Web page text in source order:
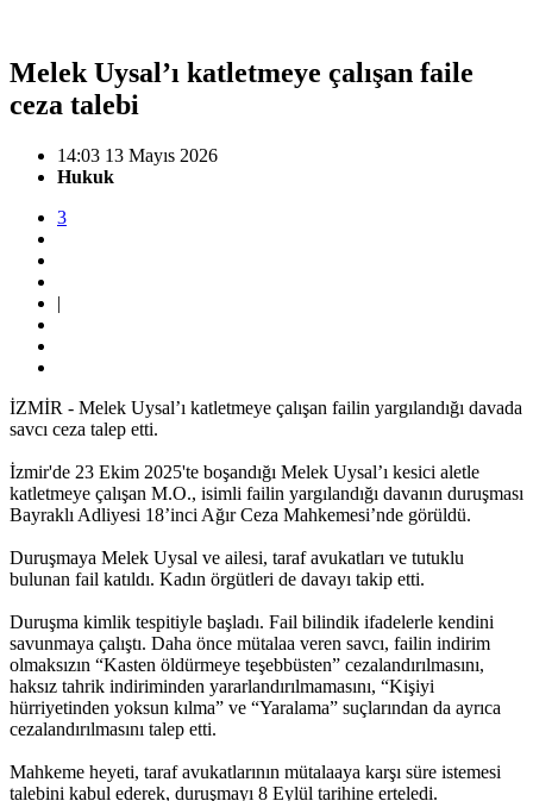
Melek Uysal’ı katletmeye çalışan faile
ceza talebi
14:03 13 Mayıs 2026
Hukuk
3
|
İZMİR - Melek Uysal’ı katletmeye çalışan failin yargılandığı davada
savcı ceza talep etti.
İzmir'de 23 Ekim 2025'te boşandığı Melek Uysal’ı kesici aletle
katletmeye çalışan M.O., isimli failin yargılandığı davanın duruşması
Bayraklı Adliyesi 18’inci Ağır Ceza Mahkemesi’nde görüldü.
Duruşmaya Melek Uysal ve ailesi, taraf avukatları ve tutuklu
bulunan fail katıldı. Kadın örgütleri de davayı takip etti.
Duruşma kimlik tespitiyle başladı. Fail bilindik ifadelerle kendini
savunmaya çalıştı. Daha önce mütalaa veren savcı, failin indirim
olmaksızın “Kasten öldürmeye teşebbüsten” cezalandırılmasını,
haksız tahrik indiriminden yararlandırılmamasını, “Kişiyi
hürriyetinden yoksun kılma” ve “Yaralama” suçlarından da ayrıca
cezalandırılmasını talep etti.
Mahkeme heyeti, taraf avukatlarının mütalaaya karşı süre istemesi
talebini kabul ederek, duruşmayı 8 Eylül tarihine erteledi.